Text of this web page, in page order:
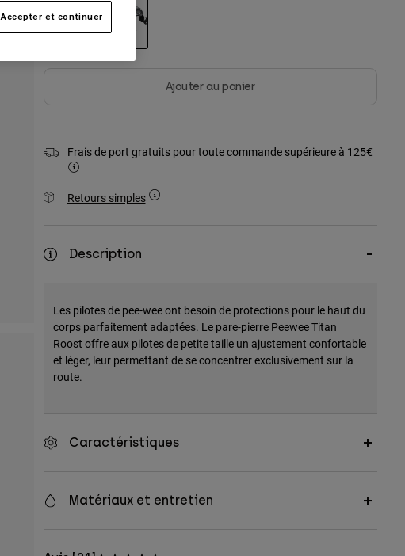
sélectionné
Ajouter au panier
Frais de port gratuits pour toute commande supérieure à 125€
Retours simples
Description
Les pilotes de pee-wee ont besoin de protections pour le haut du
corps parfaitement adaptées. Le pare-pierre Peewee Titan
Roost offre aux pilotes de petite taille un ajustement confortable
et léger, leur permettant de se concentrer exclusivement sur la
route.
Caractéristiques
Matériaux et entretien
Accepter et continuer